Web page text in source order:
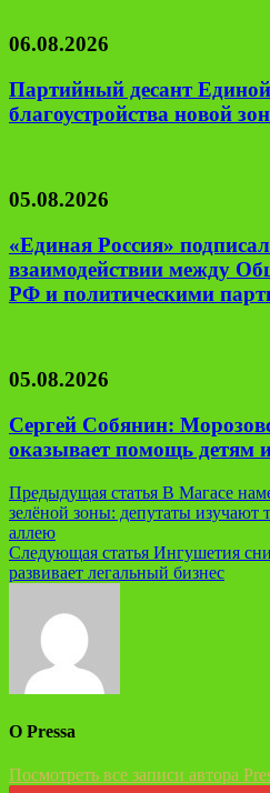
06.08.2026
Партийный десант
благоустройства новой
05.08.2026
«Единая Россия»
взаимодействии между
РФ и политическими
05.08.2026
Сергей Собянин:
оказывает помощь детям
Навигация
по
записям
Предыдущая статья В Магасе
зелёной зоны: депутаты
аллею
Следующая статья Ингушетия
развивает легальный бизнес
О Pressa
Посмотреть все записи автора